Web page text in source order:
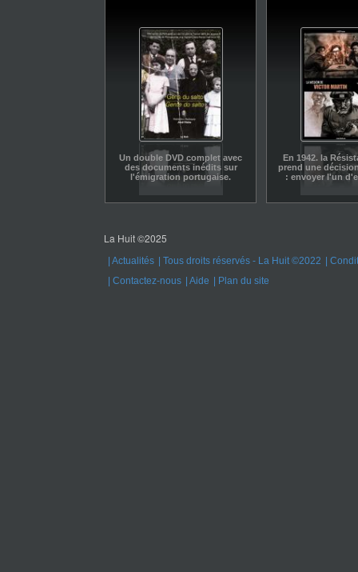
Un double DVD complet avec
des documents inédits sur
l'émigration portugaise.
En 1942. la
prend une
: envoyer l'un
La Huit ©2025
Actualités Tous droits réservés - La Huit ©2022
Contactez-nous
Aide Plan du site